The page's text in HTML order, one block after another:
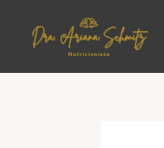
content